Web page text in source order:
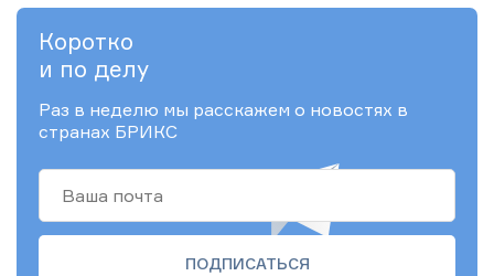
Коротко
и по делу
Раз в неделю мы расскажем о новостях в
странах БРИКС